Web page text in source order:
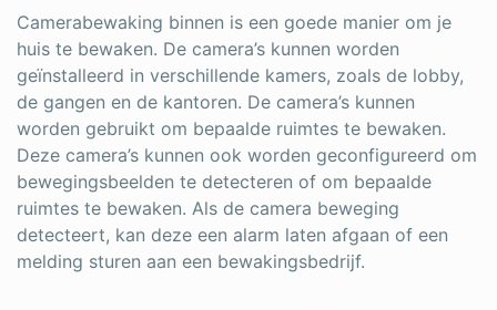
Camerabewaking binnen is een goede manier om je
huis te bewaken. De camera’s kunnen worden
geïnstalleerd in verschillende kamers, zoals de lobby,
de gangen en de kantoren. De camera’s kunnen
worden gebruikt om bepaalde ruimtes te bewaken.
Deze camera’s kunnen ook worden geconfigureerd om
bewegingsbeelden te detecteren of om bepaalde
ruimtes te bewaken. Als de camera beweging
detecteert, kan deze een alarm laten afgaan of een
melding sturen aan een bewakingsbedrijf.